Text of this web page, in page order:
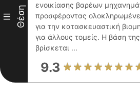
III Θέση
ενοικίασης βαρέων
προσφέροντας
για την κατασκευαστική
για άλλους τομείς. Η βάση της
βρίσκεται ...
9.3